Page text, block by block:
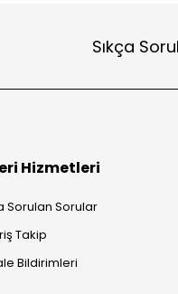
Sıkça
Hizmetleri
Sorulan Sorular
Takip
Bildirimleri